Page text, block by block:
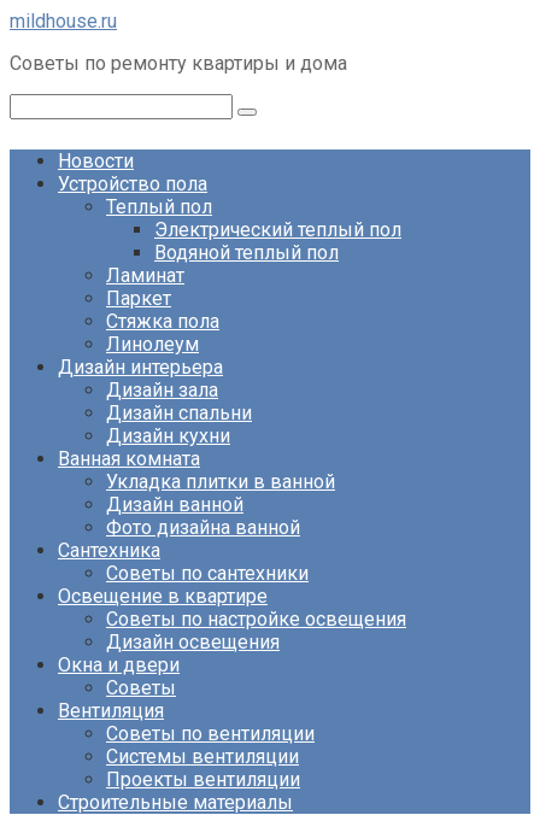
Перейти
контенту
mildhouse.ru
Советы по ремонту квартиры и дома
Новости
Устройство пола
Теплый пол
Электрический теплый пол
Водяной теплый пол
Ламинат
Паркет
Стяжка пола
Линолеум
Дизайн интерьера
Дизайн зала
Дизайн спальни
Дизайн кухни
Ванная комната
Укладка плитки в ванной
Дизайн ванной
Фото дизайна ванной
Сантехника
Советы по сантехники
Освещение в квартире
Советы по настройке освещения
Дизайн освещения
Окна и двери
Советы
Вентиляция
Советы по вентиляции
Системы вентиляции
Проекты вентиляции
Строительные материалы